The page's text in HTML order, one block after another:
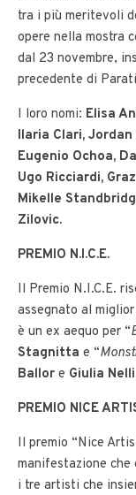
tra i più meritevoli
opere nella mostra
dal 23 novembre,
precedente di
I loro nomi: Elisa
Ilaria Clari,
Eugenio Ochoa,
Ugo Ricciardi,
Mikelle
Zilovic.
PREMIO N.I.C.E.
Il Premio N.I.C.E.
assegnato al
è un ex aequo per “
Stagnitta e “
Ballor e Giulia Nelli
PREMIO NICE
Il premio “Nice
manifestazione che
i tre artisti che